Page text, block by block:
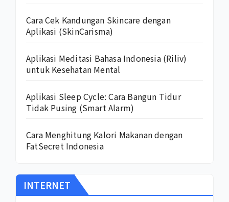
Cara Cek Kandungan Skincare dengan
Aplikasi (SkinCarisma)
Aplikasi Meditasi Bahasa Indonesia (Riliv)
untuk Kesehatan Mental
Aplikasi Sleep Cycle: Cara Bangun Tidur
Tidak Pusing (Smart Alarm)
Cara Menghitung Kalori Makanan dengan
FatSecret Indonesia
INTERNET